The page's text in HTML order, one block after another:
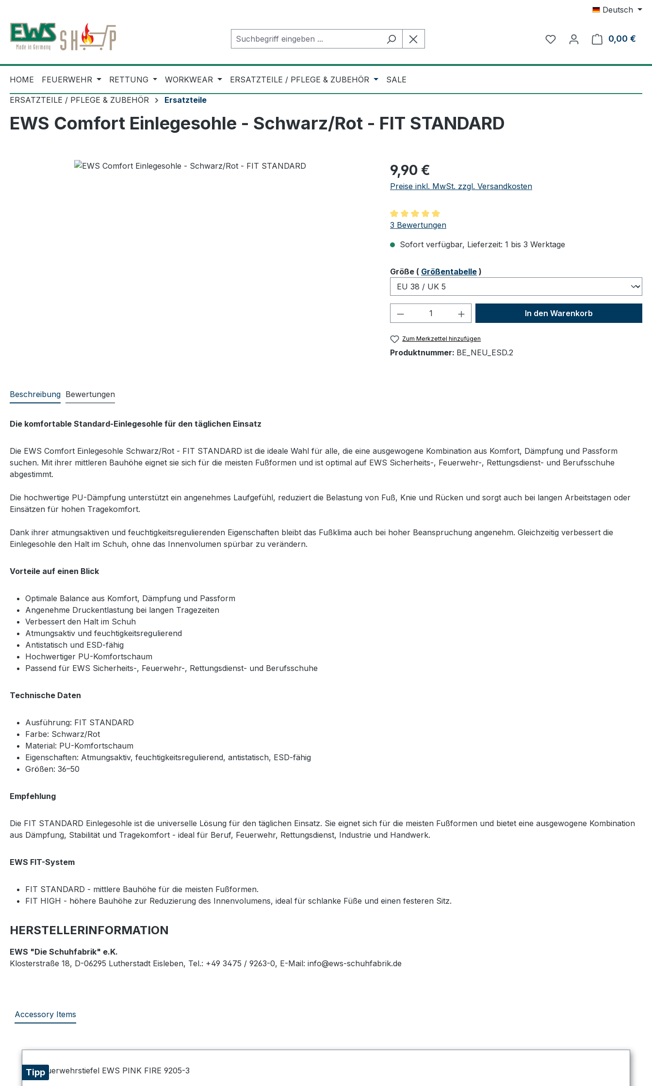
Deutsch
0,00 €
HOME FEUERWEHR RETTUNG WORKWEAR ERSATZTEILE / PFLEGE & ZUBEHÖR SALE
ERSATZTEILE / PFLEGE & ZUBEHÖR Ersatzteile
EWS Comfort Einlegesohle - Schwarz/Rot - FIT STANDARD
Regulärer Preis:
9,90 €
Preise inkl. MwSt. zzgl. Versandkosten
Durchschnittliche Bewertung von 5 von 5 Sternen
3 Bewertungen
Sofort verfügbar, Lieferzeit: 1 bis 3 Werktage
Größeauswählen
( Größentabelle )
Produkt Anzahl: Gib den gewünschten Wert
In den Warenkorb
Zum Merkzettel hinzufügen
Produktnummer: BE_NEU_ESD.2
Beschreibung Bewertungen
Die komfortable Standard-Einlegesohle für den täglichen Einsatz
Die EWS Comfort Einlegesohle Schwarz/Rot - FIT STANDARD ist die ideale Wahl für alle, die eine ausgewogene Kombination aus Komfort, Dämpfung und Passform
suchen. Mit ihrer mittleren Bauhöhe eignet sie sich für die meisten Fußformen und ist optimal auf EWS Sicherheits-, Feuerwehr-, Rettungsdienst- und Berufsschuhe
abgestimmt.
Die hochwertige PU-Dämpfung unterstützt ein angenehmes Laufgefühl, reduziert die Belastung von Fuß, Knie und Rücken und sorgt auch bei langen Arbeitstagen oder
Einsätzen für hohen Tragekomfort.
Dank ihrer atmungsaktiven und feuchtigkeitsregulierenden Eigenschaften bleibt das Fußklima auch bei hoher Beanspruchung angenehm. Gleichzeitig verbessert die
Einlegesohle den Halt im Schuh, ohne das Innenvolumen spürbar zu verändern.
Vorteile auf einen Blick
Optimale Balance aus Komfort, Dämpfung und Passform
Angenehme Druckentlastung bei langen Tragezeiten
Verbessert den Halt im Schuh
Atmungsaktiv und feuchtigkeitsregulierend
Antistatisch und ESD-fähig
Hochwertiger PU-Komfortschaum
Passend für EWS Sicherheits-, Feuerwehr-, Rettungsdienst- und Berufsschuhe
Technische Daten
Ausführung: FIT STANDARD
Farbe: Schwarz/Rot
Material: PU-Komfortschaum
Eigenschaften: Atmungsaktiv, feuchtigkeitsregulierend, antistatisch, ESD-fähig
Größen: 36–50
Empfehlung
Die FIT STANDARD Einlegesohle ist die universelle Lösung für den täglichen Einsatz. Sie eignet sich für die meisten Fußformen und bietet eine ausgewogene Kombination
aus Dämpfung, Stabilität und Tragekomfort - ideal für Beruf, Feuerwehr, Rettungsdienst, Industrie und Handwerk.
EWS FIT-System
FIT STANDARD - mittlere Bauhöhe für die meisten Fußformen.
FIT HIGH - höhere Bauhöhe zur Reduzierung des Innenvolumens, ideal für schlanke Füße und einen festeren Sitz.
HERSTELLERINFORMATION
EWS "Die Schuhfabrik" e.K.
Klosterstraße 18, D-06295 Lutherstadt Eisleben, Tel.: +49 3475 / 9263-0, E-Mail: info@ews-schuhfabrik.de
Accessory Items
Tipp